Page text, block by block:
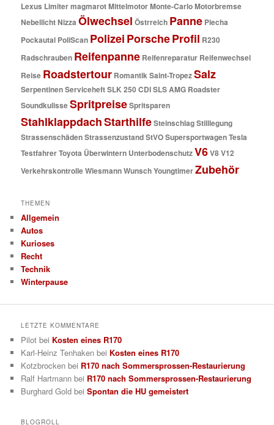
Lexus LimitermagmarotMittelmotorMonte-CarloMotorbremse
NebellichtNizza Ölwechsel Östrreich Panne Piecha
Pockautal PoliScan PolizeiPorscheProfil R230
Radschrauben Reifenpanne Reifenreparatur Reifenwechsel
Reise Roadstertour RomantikSaint-TropezSalz
SerpentinenServiceheftSLK 250 CDISLS AMG Roadster
SoundkulisseSpritpreiseSpritsparen
StahlklappdachStarthilfeSteinschlagStilllegung
StrassenschädenStrassenzustandStVOSupersportwagenTesla
TestfahrerToyota Überwintern UnterbodenschutzV6V8V12
VerkehrskontrolleWiesmannWunschYoungtimerZubehör
THEMEN
Allgemein
Autos
Kurioses
Recht
Technik
Winterpause
LETZTE KOMMENTARE
Pilot bei Kosten eines R170
Karl-Heinz Tenhaken bei Kosten eines R170
Kotzbrocken bei R170 nach Sommersprossen-Restaurierung
Ralf Hartmann bei R170 nach Sommersprossen-Restaurierung
Burghard Gold beiSpontan die HU gemeistert
BLOGROLL